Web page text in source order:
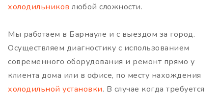
холодильников любой сложности.
Мы работаем в Барнауле и с выездом за город.
Осуществляем диагностику с использованием
современного оборудования и ремонт прямо у
клиента дома или в офисе, по месту нахождения
холодильной установки. В случае когда требуется